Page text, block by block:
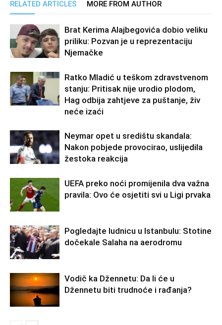
RELATED ARTICLES MORE FROM AUTHOR
Brat Kerima Alajbegovića dobio veliku
priliku: Pozvan je u reprezentaciju
Njemačke
Ratko Mladić u teškom zdravstvenom
stanju: Pritisak nije urodio plodom,
Hag odbija zahtjeve za puštanje, živ
neće izaći
Neymar opet u središtu skandala:
Nakon pobjede provocirao, uslijedila
žestoka reakcija
UEFA preko noći promijenila dva važna
pravila: Ovo će osjetiti svi u Ligi prvaka
Pogledajte ludnicu u Istanbulu: Stotine
dočekale Salaha na aerodromu
Vodič ka Džennetu: Da li će u
Džennetu biti trudnoće i rađanja?